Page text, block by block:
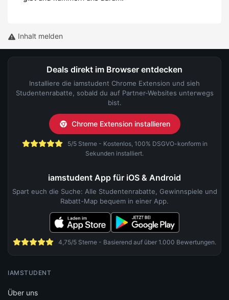
Inhalt melden
Deals direkt im Browser entdecken
Installiere die iamstudent Chrome Extension und sieh
Studentenrabatte, sobald du auf Partner-Websites unterwegs
bist.
Chrome Extension installieren
5/5 Sterne - Kostenlos, 100% DSGVO-konform in
Sekunden installiert.
iamstudent App für iOS & Android
Spart euch die Suche: Alle Studentenrabatte, Gewinnspiele und
Rabatt-Map bequem in einer App.
4,75/5 Sterne - Basierend auf über 1.000 Bewertungen.
IAMSTUDENT
Über uns